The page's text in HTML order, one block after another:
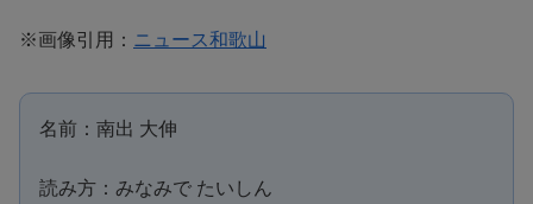
※画像引用： ニュース和歌山
名前：南出 大伸
読み方：みなみで たいしん